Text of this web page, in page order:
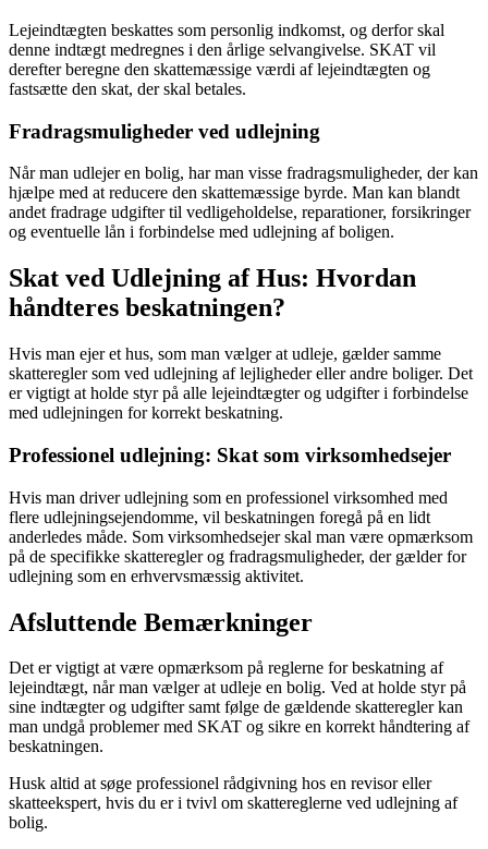
Lejeindtægten beskattes som personlig indkomst, og derfor skal
denne indtægt medregnes i den årlige selvangivelse. SKAT vil
derefter beregne den skattemæssige værdi af lejeindtægten og
fastsætte den skat, der skal betales.
Fradragsmuligheder ved udlejning
Når man udlejer en bolig, har man visse fradragsmuligheder, der kan
hjælpe med at reducere den skattemæssige byrde. Man kan blandt
andet fradrage udgifter til vedligeholdelse, reparationer, forsikringer
og eventuelle lån i forbindelse med udlejning af boligen.
Skat ved Udlejning af Hus: Hvordan
håndteres beskatningen?
Hvis man ejer et hus, som man vælger at udleje, gælder samme
skatteregler som ved udlejning af lejligheder eller andre boliger. Det
er vigtigt at holde styr på alle lejeindtægter og udgifter i forbindelse
med udlejningen for korrekt beskatning.
Professionel udlejning: Skat som virksomhedsejer
Hvis man driver udlejning som en professionel virksomhed med
flere udlejningsejendomme, vil beskatningen foregå på en lidt
anderledes måde. Som virksomhedsejer skal man være opmærksom
på de specifikke skatteregler og fradragsmuligheder, der gælder for
udlejning som en erhvervsmæssig aktivitet.
Afsluttende Bemærkninger
Det er vigtigt at være opmærksom på reglerne for beskatning af
lejeindtægt, når man vælger at udleje en bolig. Ved at holde styr på
sine indtægter og udgifter samt følge de gældende skatteregler kan
man undgå problemer med SKAT og sikre en korrekt håndtering af
beskatningen.
Husk altid at søge professionel rådgivning hos en revisor eller
skatteekspert, hvis du er i tvivl om skattereglerne ved udlejning af
bolig.